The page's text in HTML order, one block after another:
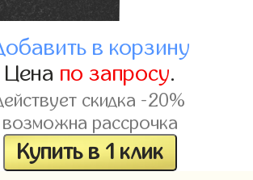
в корзину
Цена по запросу.
скидка -20%
возможна рассрочка
Купить в 1 клик